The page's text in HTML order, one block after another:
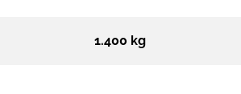
1.400 kg